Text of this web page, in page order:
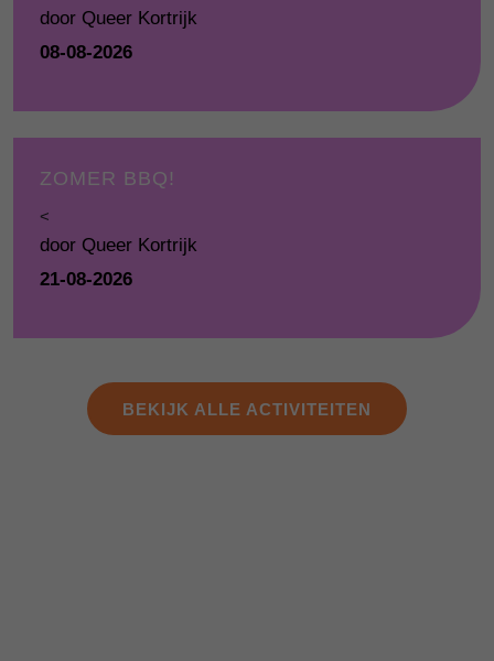
door Queer Kortrijk
08-08-2026
ZOMER BBQ!
<
door Queer Kortrijk
21-08-2026
BEKIJK ALLE ACTIVITEITEN